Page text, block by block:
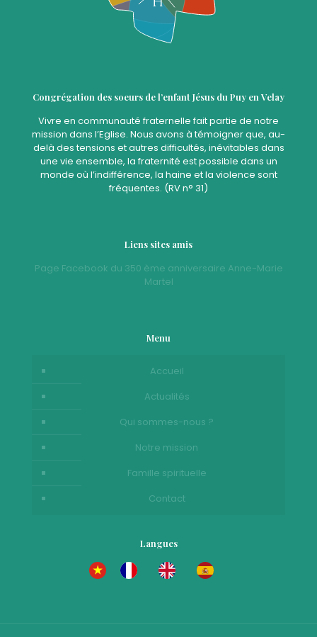
Congrégation des soeurs de l’enfant Jésus du Puy en Velay
Vivre en communauté fraternelle fait partie de notre
mission dans l’Eglise. Nous avons à témoigner que, au-
delà des tensions et autres difficultés, inévitables dans
une vie ensemble, la fraternité est possible dans un
monde où l’indifférence, la haine et la violence sont
fréquentes. (RV n° 31)
Liens sites amis
Page Facebook du 350 ème anniversaire Anne-Marie
Martel
Menu
Accueil
Actualités
Qui sommes-nous ?
Notre mission
Famille spirituelle
Contact
Langues